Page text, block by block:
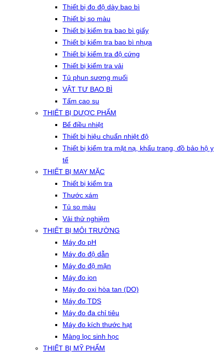
Thiết bị đo độ dày bao bì
Thiết bị so màu
Thiết bị kiểm tra bao bì giấy
Thiết bị kiểm tra bao bì nhựa
Thiết bị kiểm tra độ cứng
Thiết bị kiểm tra vải
Tủ phun sương muối
VẬT TƯ BAO BÌ
Tấm cao su
THIẾT BỊ DƯỢC PHẨM
Bể điều nhiệt
Thiết bị hiệu chuẩn nhiệt độ
Thiết bị kiểm tra mặt nạ, khẩu trang, đồ bảo hộ y
tế
THIẾT BỊ MAY MẶC
Thiết bị kiểm tra
Thước xám
Tủ so màu
Vải thử nghiệm
THIẾT BỊ MÔI TRƯỜNG
Máy đo pH
Máy đo độ dẫn
Máy đo độ mặn
Máy đo ion
Máy đo oxi hòa tan (DO)
Máy đo TDS
Máy đo đa chỉ tiêu
Máy đo kích thước hạt
Màng lọc sinh học
THIẾT BỊ MỸ PHẨM